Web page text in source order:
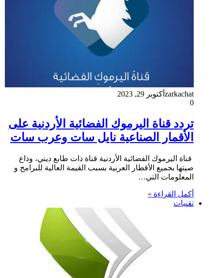
zarkachat أكتوبر 29, 2023
0
تردد قناة اليرموك الفضائية الأردنية على
الأقمار الصناعية نايل سات وعرب سات
قناة اليرموك الفضائية الأردنية قناة ذات طابع ديني، وذاع
صيتها بجميع الأقطار العربية بسبب القيمة العالية للبرامج و
المعلومات التي…
أكمل القراءة »
تقنيات